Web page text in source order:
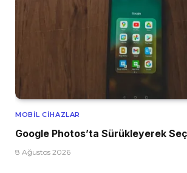
MOBIL CIHAZLAR
Google Photos’ta Sürükleyerek
8 Ağustos 2026